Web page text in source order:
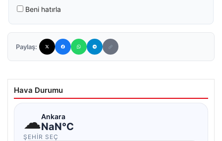
Beni hatırla
Paylaş:
Hava Durumu
☁Ankara
NaN°C
ŞEHIR SEÇ